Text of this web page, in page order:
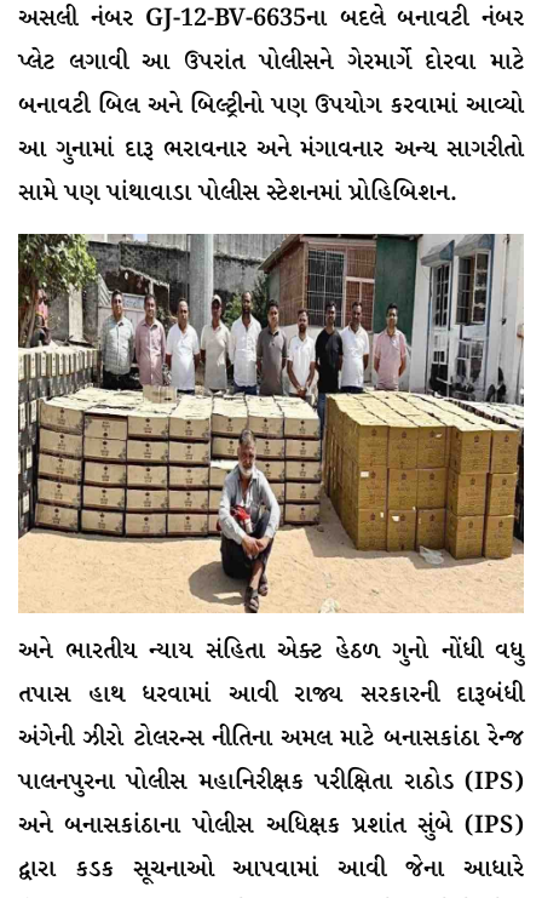
અસલી નંબર GJ-12-BV-6635ના બદલે બનાવટી નંબર
પ્લેટ લગાવી આ ઉપરાંત પોલીસને ગેરમાર્ગે દોરવા માટે
બનાવટી બિલ અને બિલ્ટ્રીનો પણ ઉપયોગ કરવામાં આવ્યો
આ ગુનામાં દારૂ ભરાવનાર અને મંગાવનાર અન્ય સાગરીતો
સામે પણ પાંથાવાડા પોલીસ સ્ટેશનમાં પ્રોહિબિશન.
અને ભારતીય ન્યાય સંહિતા એક્ટ હેઠળ ગુનો નોંધી વધુ
તપાસ હાથ ધરવામાં આવી રાજ્ય સરકારની દારૂબંધી
અંગેની ઝીરો ટોલરન્સ નીતિના અમલ માટે બનાસકાંઠા રેન્જ
પાલનપુરના પોલીસ મહાનિરીક્ષક પરીક્ષિતા રાઠોડ (IPS)
અને બનાસકાંઠાના પોલીસ અધિક્ષક પ્રશાંત સુંબે (IPS)
દ્વારા કડક સૂચનાઓ આપવામાં આવી જેના આધારે